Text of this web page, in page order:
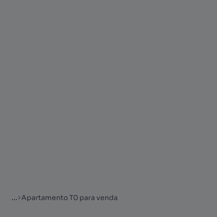
... Apartamento T0 para venda